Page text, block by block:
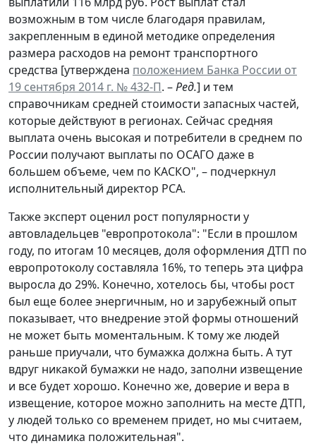
возможным в том числе благодаря правилам,
закрепленным в единой методике определения
размера расходов на ремонт транспортного
средства [утверждена положением Банка России от
19 сентября 2014 г. № 432-П. –Ред.] и тем
справочникам средней стоимости запасных частей,
которые действуют в регионах. Сейчас средняя
выплата очень высокая и потребители в среднем по
России получают выплаты по ОСАГО даже в
большем объеме, чем по КАСКО", – подчеркнул
исполнительный директор РСА.
Также эксперт оценил рост популярности у
автовладельцев "европротокола": "Если в прошлом
году, по итогам 10 месяцев, доля оформления ДТП по
европротоколу составляла 16%, то теперь эта цифра
выросла до 29%. Конечно, хотелось бы, чтобы рост
был еще более энергичным, но и зарубежный опыт
показывает, что внедрение этой формы отношений
не может быть моментальным. К тому же людей
раньше приучали, что бумажка должна быть. А тут
вдруг никакой бумажки не надо, заполни извещение
и все будет хорошо. Конечно же, доверие и вера в
извещение, которое можно заполнить на месте ДТП,
у людей только со временем придет, но мы считаем,
что динамика положительная".